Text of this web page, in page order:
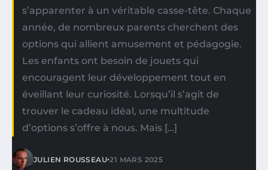
s’apparenter à un véritable casse-tête. Chaque
année, de nombreux parents cherchent des
options qui allient amusement et pédagogie.
Les enfants ont besoin de jouets qui
encouragent leur développement tout en
éveillant leur curiosité. Lorsqu’il s’agit de
trouver le cadeau idéal, une multitude
d’options s’offre à nous. Mais […]
JULIEN ROUSSEAU•21 MARS 2025